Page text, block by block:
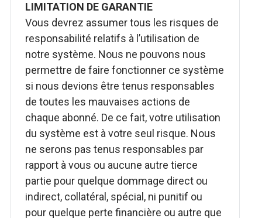
LIMITATION DE GARANTIE
Vous devrez assumer tous les risques de
responsabilité relatifs à l’utilisation de
notre système. Nous ne pouvons nous
permettre de faire fonctionner ce système
si nous devions être tenus responsables
de toutes les mauvaises actions de
chaque abonné. De ce fait, votre utilisation
du système est à votre seul risque. Nous
ne serons pas tenus responsables par
rapport à vous ou aucune autre tierce
partie pour quelque dommage direct ou
indirect, collatéral, spécial, ni punitif ou
pour quelque perte financière ou autre que